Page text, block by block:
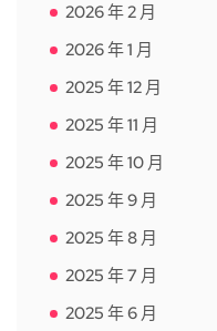
2026 年 2 月
2026 年 1 月
2025 年 12 月
2025 年 11 月
2025 年 10 月
2025 年 9 月
2025 年 8 月
2025 年 7 月
2025 年 6 月